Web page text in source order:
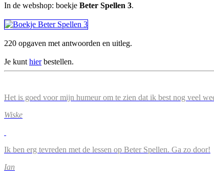
In de webshop: boekje Beter Spellen 3.
220 opgaven met antwoorden en uitleg.
Je kunt hierbestellen.
Het is goed voor mijn humeur om te zien dat ik best nog veel
Wiske
Ik ben erg tevreden met de lessen op Beter Spellen. Ga zo door!
Ian